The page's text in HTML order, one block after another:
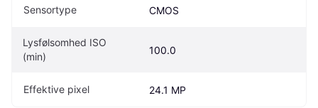
Sensortype CMOS
Lysfølsomhed ISO
(min)
100.0
Effektive pixel 24.1 MP